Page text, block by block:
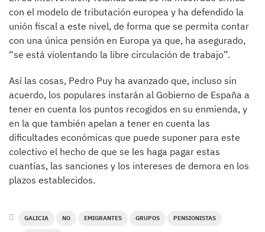
con el modelo de tributación europea y ha defendido la
unión fiscal a este nivel, de forma que se permita contar
con una única pensión en Europa ya que, ha asegurado,
“se está violentando la libre circulación de trabajo”.
Así las cosas, Pedro Puy ha avanzado que, incluso sin
acuerdo, los populares instarán al Gobierno de España a
tener en cuenta los puntos recogidos en su enmienda, y
en la que también apelan a tener en cuenta las
dificultades económicas que puede suponer para este
colectivo el hecho de que se les haga pagar estas
cuantías, las sanciones y los intereses de demora en los
plazos establecidos.
GALICIA NO EMIGRANTES GRUPOS PENSIONISTAS